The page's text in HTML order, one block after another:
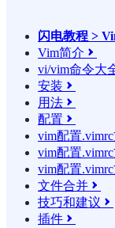
闪电教程 >
Vim简介 
vi/vim命令大
安装 
用法 
配置 
vim配置
vim配置.vimrc
vim配置
文件合并 
技巧和建议 
插件 